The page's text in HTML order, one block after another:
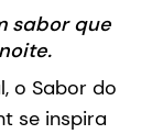
sabor que
o Sabor do
se inspira